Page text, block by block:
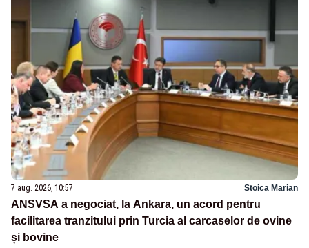
7 aug. 2026, 10:57 Stoica Marian
ANSVSA a negociat, la Ankara, un acord pentru
facilitarea tranzitului prin Turcia al carcaselor de ovine
și bovine